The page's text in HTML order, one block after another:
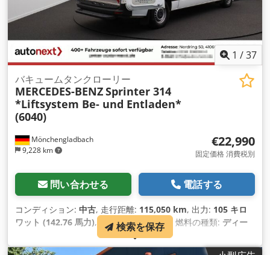
1 /37
Mönchengladbach
9,228 km
バキュームタンクローリー
MERCEDES-BENZSprinter 314
*Liftsystem Be- und Entladen*
(6040)
€22,990
固定価格 消費税別
問い合わせる 電話する
コンディション: 中古, 走行距離: 115,050 km, 出力: 105 キロ
ワット (142.76 馬力), 初回登録:12/2020 , 燃料の種類: ディー
3,500 kg（キログラム）, 色:
械式, 排出クラス:ユーロ6, 座席数:3, 全長:5,932 mm, 全幅:
検索を保存